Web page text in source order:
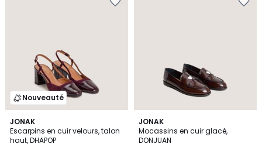
Nouveauté
JONAK
Escarpins en cuir velours, talon
haut, DHAPOP
2
Couleurs
JONAK
Mocassins en cuir glacé,
DONJUAN